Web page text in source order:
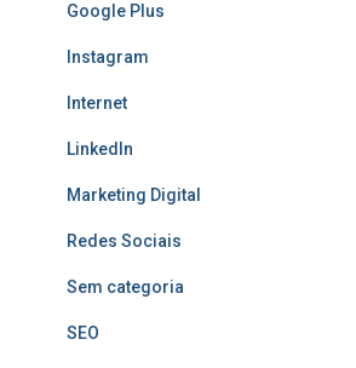
Google Plus
Instagram
Internet
LinkedIn
Marketing Digital
Redes Sociais
Sem categoria
SEO